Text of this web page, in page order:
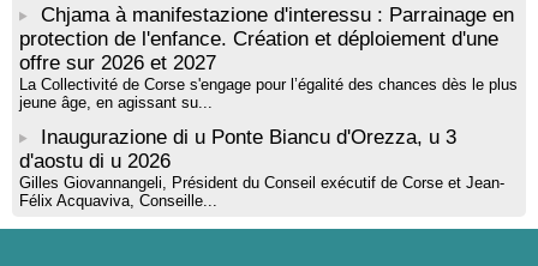
Chjama à manifestazione d'interessu : Parrainage en
protection de l'enfance. Création et déploiement d'une
offre sur 2026 et 2027
La Collectivité de Corse s'engage pour l’égalité des chances dès le plus
jeune âge, en agissant su...
Inaugurazione di u Ponte Biancu d'Orezza, u 3
d'aostu di u 2026
Gilles Giovannangeli, Président du Conseil exécutif de Corse et Jean-
Félix Acquaviva, Conseille...